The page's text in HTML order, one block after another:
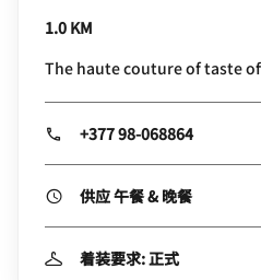
1.0 KM
The haute couture of taste
+377 98-068864
供应 午餐 & 晚餐
着装要求: 正式